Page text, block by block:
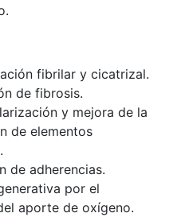
fibrilar y cicatrizal.
de fibrosis.
y mejora de la
de elementos
de adherencias.
por el
aporte de oxígeno.